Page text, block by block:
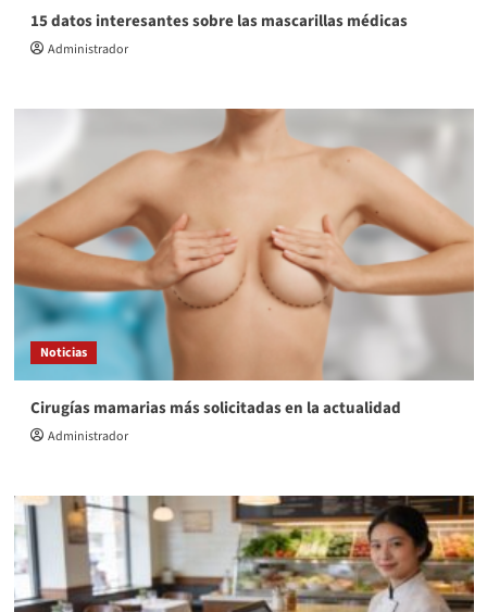
15 datos interesantes sobre las mascarillas médicas
Administrador
Noticias
Cirugías mamarias más solicitadas en la actualidad
Administrador